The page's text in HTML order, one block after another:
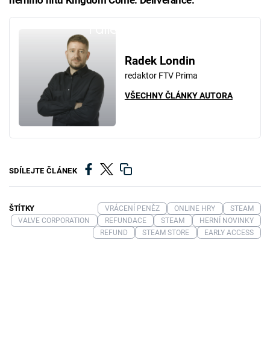
Radek Londin
redaktor FTV Prima
VŠECHNY ČLÁNKY AUTORA
SDÍLEJTE ČLÁNEK
ŠTÍTKY VRÁCENÍ PENĚZ ONLINE HRY
STEAM
VALVE CORPORATION
REFUNDACE STEAM
HERNÍ NOVINKY
REFUND
STEAM STORE EARLY ACCESS